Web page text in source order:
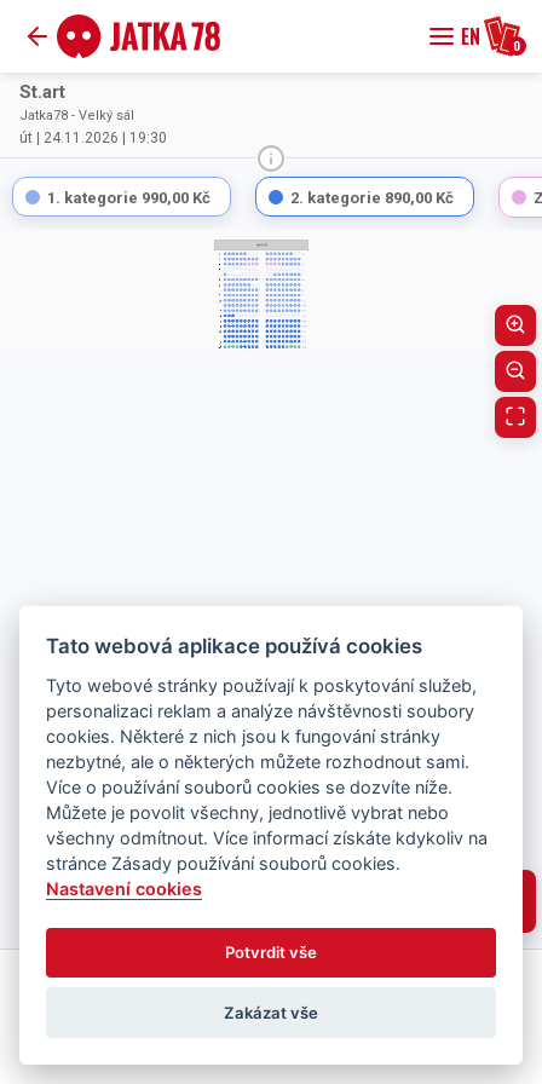
EN 0
St.art
Jatka78 - Velký sál
út | 24.11.2026 | 19:30
1. kategorie 990,00 Kč 2. kategorie 890,00 Kč
Vyberte místa
Tato webová aplikace používá cookies
Tyto webové stránky používají k poskytování služeb,
personalizaci reklam a analýze návštěvnosti soubory
cookies. Některé z nich jsou k fungování stránky
nezbytné, ale o některých můžete rozhodnout sami.
Více o používání souborů cookies se dozvíte níže.
Můžete je povolit všechny, jednotlivě vybrat nebo
všechny odmítnout. Více informací získáte kdykoliv na
stránce Zásady používání souborů cookies.
Nastavení cookies
Potvrdit vše
Zakázat vše